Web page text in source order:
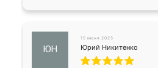
ЮН
15 июня 2025
Юрий Никитенко